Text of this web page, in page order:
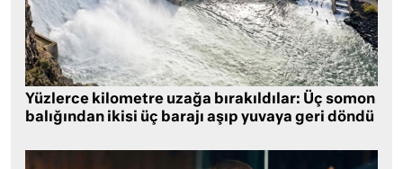
Yüzlerce kilometre uzağa bırakıldılar: Üç somon
balığından ikisi üç barajı aşıp yuvaya geri döndü